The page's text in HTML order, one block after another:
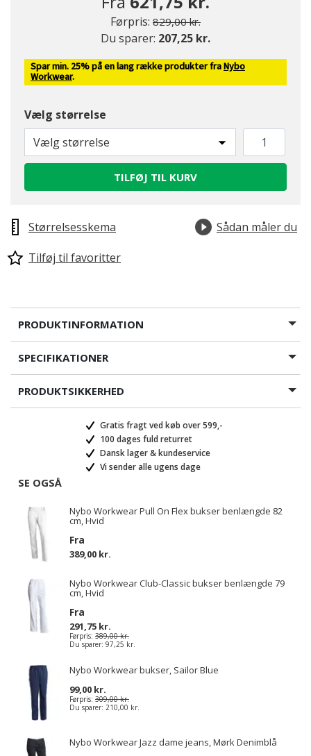
Førpris: Pris nedsat fra
829,00 kr.til
Du sparer: 207,25 kr.
Spar min. 25% på en lang række produkter fraNybo
Workwear.
Vælg størrelse
Vælg størrelse
TILFØJ TIL KURV
Størrelsesskema
Sådan måler du
Tilføj til favoritter
PRODUKTINFORMATION
SPECIFIKATIONER
PRODUKTSIKKERHED
Gratis fragt ved køb over 599,-
100 dages fuld returret
Dansk lager & kundeservice
Vi sender alle ugens dage
SE OGSÅ
Nybo Workwear Pull On Flex bukser benlængde 82
cm, Hvid
Fra
389,00 kr.
Nybo Workwear Club-Classic bukser benlængde 79
cm, Hvid
Fra
291,75 kr.
Førpris: 389,00 kr.
Du sparer: 97,25 kr.
Nybo Workwear bukser, Sailor Blue
99,00 kr.
Førpris: 309,00 kr.
Du sparer: 210,00 kr.
Nybo Workwear Jazz dame jeans, Mørk Denimblå